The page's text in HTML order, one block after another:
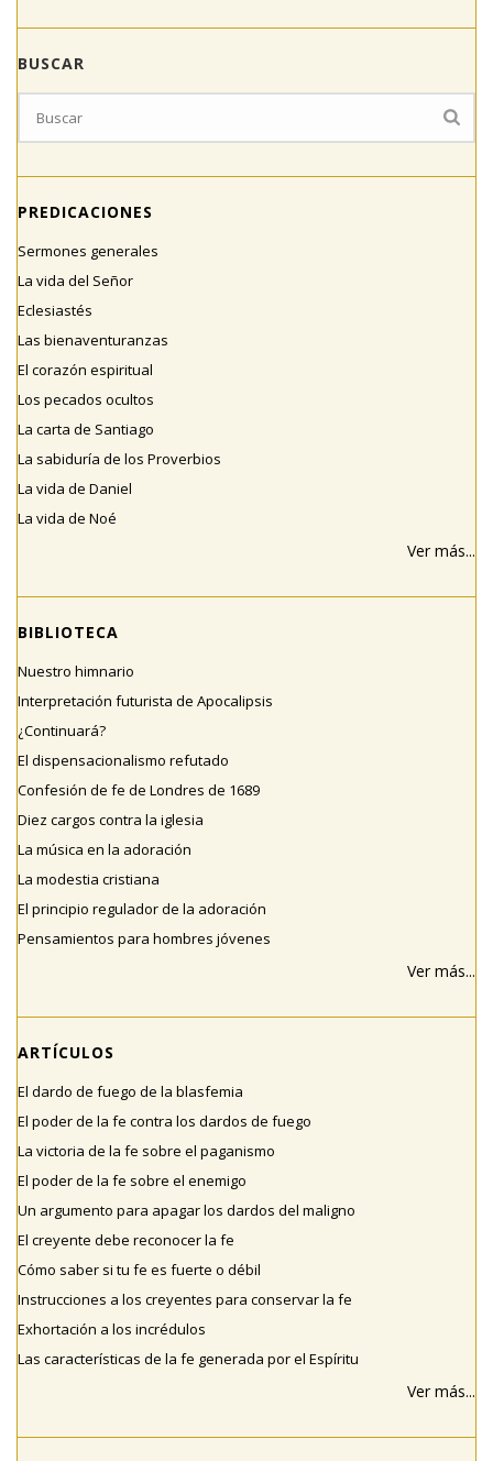
BUSCAR
PREDICACIONES
Sermones generales
La vida del Señor
Eclesiastés
Las bienaventuranzas
El corazón espiritual
Los pecados ocultos
La carta de Santiago
La sabiduría de los Proverbios
La vida de Daniel
La vida de Noé
Ver más...
BIBLIOTECA
Nuestro himnario
Interpretación futurista de Apocalipsis
¿Continuará?
El dispensacionalismo refutado
Confesión de fe de Londres de 1689
Diez cargos contra la iglesia
La música en la adoración
La modestia cristiana
El principio regulador de la adoración
Pensamientos para hombres jóvenes
Ver más...
ARTÍCULOS
El dardo de fuego de la blasfemia
El poder de la fe contra los dardos de fuego
La victoria de la fe sobre el paganismo
El poder de la fe sobre el enemigo
Un argumento para apagar los dardos del maligno
El creyente debe reconocer la fe
Cómo saber si tu fe es fuerte o débil
Instrucciones a los creyentes para conservar la fe
Exhortación a los incrédulos
Las características de la fe generada por el Espíritu
Ver más...